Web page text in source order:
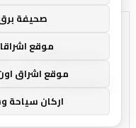
Is Alberta
Canada? |
صحيفة
موقع
موقع اشراق
اركان سياحة